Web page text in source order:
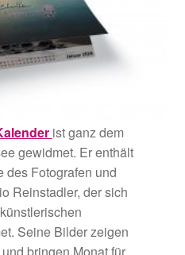
ist ganz dem
gewidmet. Er enthält
des Fotografen und
Reinstadler, der sich
Seine Bilder zeigen